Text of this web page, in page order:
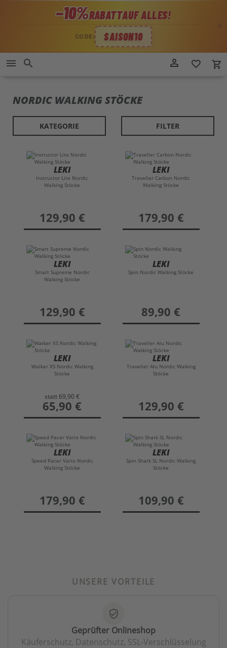
−10%RABATTAUF ALLES!
CODE: SAISON10
Direkt
person_outline favorite_border local_grocery_store
menu search
NORDIC WALKING STÖCKE
KATEGORIE FILTER
LEKI
Instructor Lite Nordic
Walking Stöcke
preis
129,90 €
LEKI
Traveller Carbon Nordic
Walking Stöcke
preis
179,90 €
LEKI
Smart Supreme Nordic
Walking Stöcke
preis
129,90 €
LEKI
Spin Nordic Walking Stöcke
preis
89,90 €
LEKI
Walker XS Nordic Walking
Stöcke
statt 69,90 €
preis
65,90 €
LEKI
Traveller Alu Nordic Walking
Stöcke
preis
129,90 €
LEKI
Speed Pacer Vario Nordic
Walking Stöcke
preis
179,90 €
LEKI
Spin Shark SL Nordic Walking
Stöcke
preis
109,90 €
UNSERE VORTEILE
verified_user
Geprüfter Onlineshop
Käuferschutz, Datenschutz, SSL-Verschlüsselung